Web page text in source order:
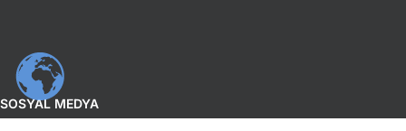
SOSYAL MEDYA